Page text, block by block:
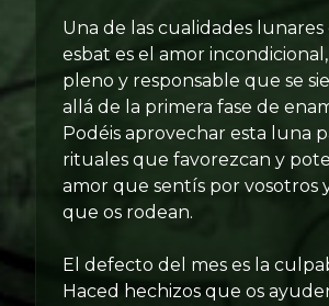
Una de las cualidades lunares
esbat es el amor
pleno y responsable que se
allá de la primera fase de
Podéis aprovechar esta luna
rituales que favorezcan y
amor que sentís por vosotros
que os rodean.
El defecto del mes es la
Haced hechizos que os